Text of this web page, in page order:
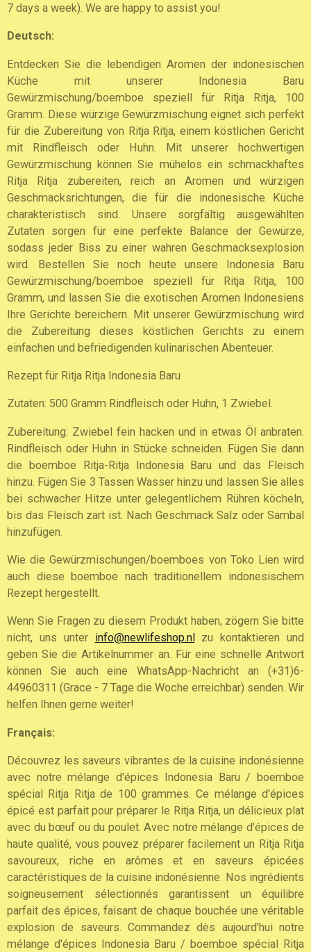
7 days a week). We are happy to assist you!
Deutsch:
Entdecken Sie die lebendigen Aromen der indonesischen
Küche mit unserer Indonesia Baru
Gewürzmischung/boemboe speziell für Ritja Ritja, 100
Gramm. Diese würzige Gewürzmischung eignet sich perfekt
für die Zubereitung von Ritja Ritja, einem köstlichen Gericht
mit Rindfleisch oder Huhn. Mit unserer hochwertigen
Gewürzmischung können Sie mühelos ein schmackhaftes
Ritja Ritja zubereiten, reich an Aromen und würzigen
Geschmacksrichtungen, die für die indonesische Küche
charakteristisch sind. Unsere sorgfältig ausgewählten
Zutaten sorgen für eine perfekte Balance der Gewürze,
sodass jeder Biss zu einer wahren Geschmacksexplosion
wird. Bestellen Sie noch heute unsere Indonesia Baru
Gewürzmischung/boemboe speziell für Ritja Ritja, 100
Gramm, und lassen Sie die exotischen Aromen Indonesiens
Ihre Gerichte bereichern. Mit unserer Gewürzmischung wird
die Zubereitung dieses köstlichen Gerichts zu einem
einfachen und befriedigenden kulinarischen Abenteuer.
Rezept für Ritja Ritja Indonesia Baru
Zutaten: 500 Gramm Rindfleisch oder Huhn, 1 Zwiebel.
Zubereitung: Zwiebel fein hacken und in etwas Öl anbraten.
Rindfleisch oder Huhn in Stücke schneiden. Fügen Sie dann
die boemboe Ritja-Ritja Indonesia Baru und das Fleisch
hinzu. Fügen Sie 3 Tassen Wasser hinzu und lassen Sie alles
bei schwacher Hitze unter gelegentlichem Rühren köcheln,
bis das Fleisch zart ist. Nach Geschmack Salz oder Sambal
hinzufügen.
Wie die Gewürzmischungen/boemboes von Toko Lien wird
auch diese boemboe nach traditionellem indonesischem
Rezept hergestellt.
Wenn Sie Fragen zu diesem Produkt haben, zögern Sie bitte
nicht, uns unter info@newlifeshop.nl
zu kontaktieren und
geben Sie die Artikelnummer an. Für eine schnelle Antwort
können Sie auch eine WhatsApp-Nachricht an (+31)6-
44960311 (Grace - 7 Tage die Woche erreichbar) senden. Wir
helfen Ihnen gerne weiter!
Français:
Découvrez les saveurs vibrantes de la cuisine indonésienne
avec notre mélange d'épices Indonesia Baru / boemboe
spécial Ritja Ritja de 100 grammes. Ce mélange d'épices
épicé est parfait pour préparer le Ritja Ritja, un délicieux plat
avec du bœuf ou du poulet. Avec notre mélange d'épices de
haute qualité, vous pouvez préparer facilement un Ritja Ritja
savoureux, riche en arômes et en saveurs épicées
caractéristiques de la cuisine indonésienne. Nos ingrédients
soigneusement sélectionnés garantissent un équilibre
parfait des épices, faisant de chaque bouchée une véritable
explosion de saveurs. Commandez dès aujourd'hui notre
mélange d'épices Indonesia Baru / boemboe spécial Ritja